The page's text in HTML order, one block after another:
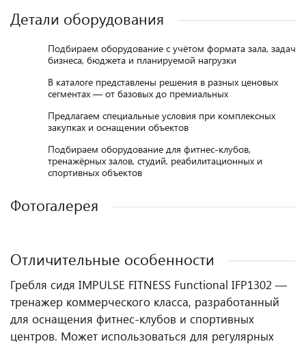
Детали оборудования
Подбираем оборудование с учётом формата зала, задач
бизнеса, бюджета и планируемой нагрузки
В каталоге представлены решения в разных ценовых
сегментах — от базовых до премиальных
Предлагаем специальные условия при комплексных
закупках и оснащении объектов
Подбираем оборудование для фитнес-клубов,
тренажёрных залов, студий, реабилитационных и
спортивных объектов
Фотогалерея
Отличительные особенности
Гребля сидя IMPULSE FITNESS Functional IFP1302 —
тренажер коммерческого класса, разработанный
для оснащения фитнес‑клубов и спортивных
центров. Может использоваться для регулярных